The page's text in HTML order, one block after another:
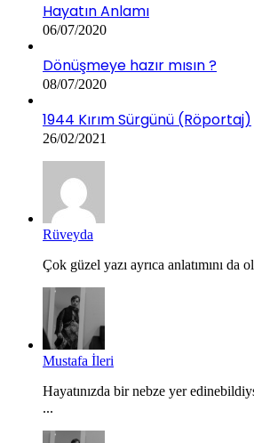
Hayatın Anlamı
06/07/2020
Dönüşmeye hazır mısın ?
08/07/2020
1944 Kırım Sürgünü (Röportaj)
26/02/2021
Rüveyda
Çok güzel yazı ayrıca anlatımını da
Mustafa İleri
Hayatınızda bir nebze yer
...